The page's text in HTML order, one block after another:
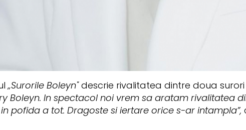
„Surorile Boleyn"descrie rivalitatea dintre doua
Boleyn. In spectacol noi vrem sa aratam rivalitatea
pofida a tot. Dragoste si iertare orice s-ar intampla”,